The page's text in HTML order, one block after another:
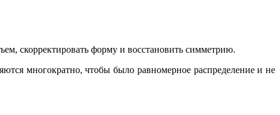
скорректировать форму и восстановить симметрию.
многократно, чтобы было равномерное распределение и не